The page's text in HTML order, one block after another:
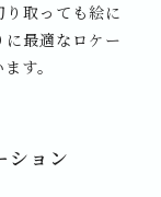
取っても絵に
最適なロケー
す。
ション